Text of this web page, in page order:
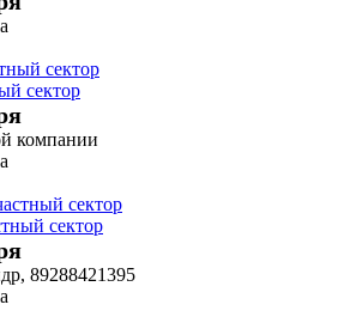
сектор
компании
сектор
89288421395